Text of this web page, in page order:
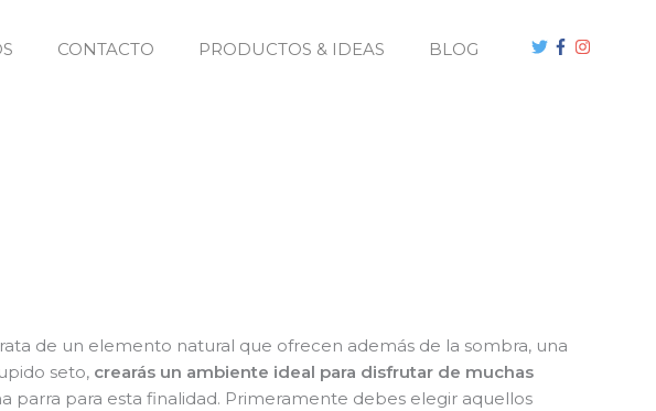
CONTACTO PRODUCTOS & IDEAS BLOG
de un elemento natural que ofrecen además de la sombra, una
seto, crearás un ambiente ideal para disfrutar de muchas
para esta finalidad. Primeramente debes elegir aquellos